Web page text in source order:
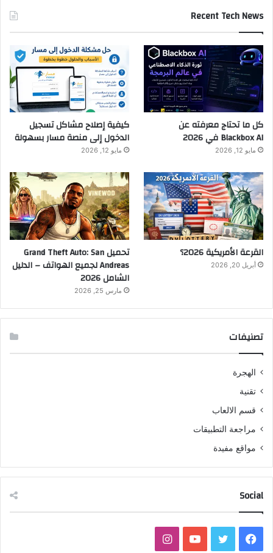
Recent Tech News
كل ما تحتاج معرفته عن
Blackbox AI في 2026
مايو 12, 2026
كيفية إصلاح مشاكل تسجيل
الدخول إلى منصة مسار بسهولة
مايو 12, 2026
القرعة الأمريكية 2026؟
أبريل 20, 2026
تحميل Grand Theft Auto: San
Andreas لجميع الهواتف – الدليل
الشامل 2026
مارس 25, 2026
تصنيفات
الهجرة
تقنية
قسم الالعاب
مراجعة التطبيقات
مواقع مفيدة
Social
فيسبوك تويتر يوتيوبانستقرام